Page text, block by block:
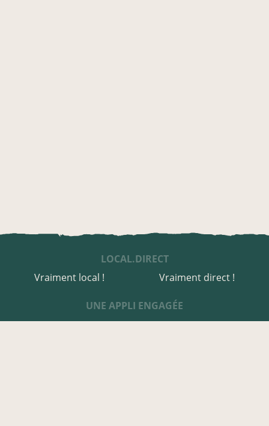
LOCAL.DIRECT
Vraiment local !
Vraiment direct !
UNE APPLI ENGAGÉE